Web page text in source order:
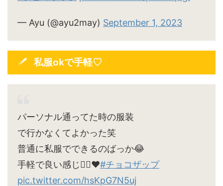
— Ayu (@ayu2may) September 1, 2023
私服okで手軽♡
パーソナル通ってた時の服装
で行かなくてよかった笑
普通に私服でできるのばっか😂
手軽で良い感じ🙆‍♀️♥#チョコザップ
pic.twitter.com/hsKpG7N5uj